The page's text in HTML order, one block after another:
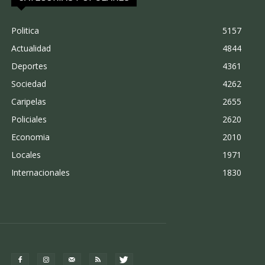
Politica
5157
Actualidad
4844
Deportes
4361
Sociedad
4262
Caripelas
2655
Policiales
2620
Economia
2010
Locales
1971
Internacionales
1830